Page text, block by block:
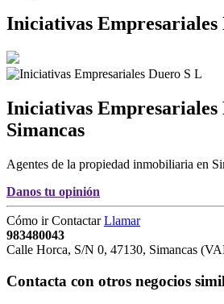
Iniciativas Empresariales
Iniciativas Empresariales
Simancas
Agentes de la propiedad inmobiliaria en
Danos tu opinión
Cómo irContactarLlamar
983480043
Calle Horca, S/N 0, 47130, Simancas (
Contacta con otros negocios